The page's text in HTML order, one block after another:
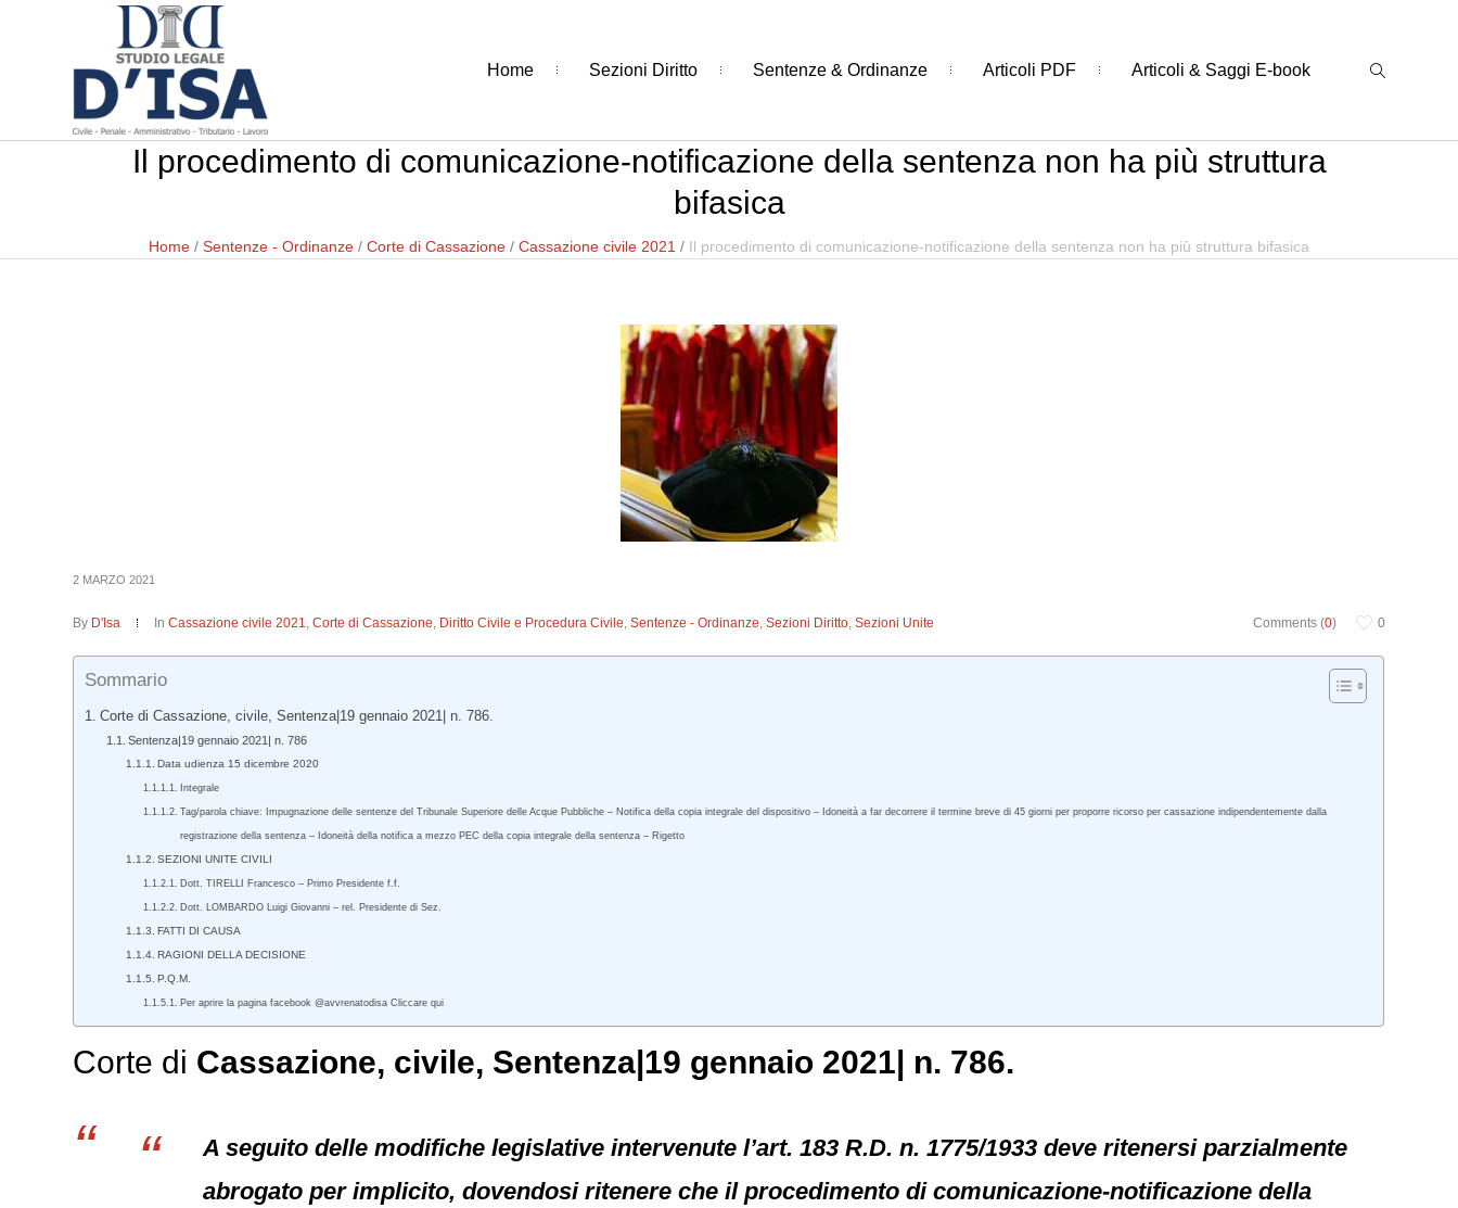
Home Sezioni Diritto Sentenze & Ordinanze Articoli PDF Articoli & Saggi E-book
Il procedimento di comunicazione-notificazione della sentenza non ha più struttura
bifasica
Home / Sentenze - Ordinanze / Corte di Cassazione / Cassazione civile 2021 / Il procedimento di comunicazione-notificazione della sentenza non ha più struttura bifasica
2 MARZO 2021
Comments (0) 0
By D'Isa InCassazione civile 2021,Corte di Cassazione, Diritto Civile e Procedura Civile,Sentenze - Ordinanze,Sezioni Diritto,Sezioni Unite
Sommario
Corte di Cassazione, civile, Sentenza|19 gennaio 2021| n. 786.
Sentenza|19 gennaio 2021| n. 786
Data udienza 15 dicembre 2020
Integrale
Tag/parola chiave: Impugnazione delle sentenze del Tribunale Superiore delle Acque Pubbliche – Notifica della copia integrale del dispositivo – Idoneità a far decorrere il termine breve di 45 giorni per proporre ricorso per cassazione indipendentemente dalla
registrazione della sentenza – Idoneità della notifica a mezzo PEC della copia integrale della sentenza – Rigetto
SEZIONI UNITE CIVILI
Dott. TIRELLI Francesco – Primo Presidente f.f.
Dott. LOMBARDO Luigi Giovanni – rel. Presidente di Sez.
FATTI DI CAUSA
RAGIONI DELLA DECISIONE
P.Q.M.
Per aprire la pagina facebook @avvrenatodisa Cliccare qui
Corte di Cassazione, civile, Sentenza|19 gennaio 2021| n. 786.
A seguito delle modifiche legislative intervenute l’art. 183 R.D. n. 1775/1933 deve ritenersi parzialmente
abrogato per implicito, dovendosi ritenere che il procedimento di comunicazione-notificazione della